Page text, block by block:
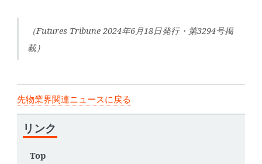
（Futures Tribune 2024年6月18日発行・第3294号掲
載）
先物業界関連ニュースに戻る
リンク
Top